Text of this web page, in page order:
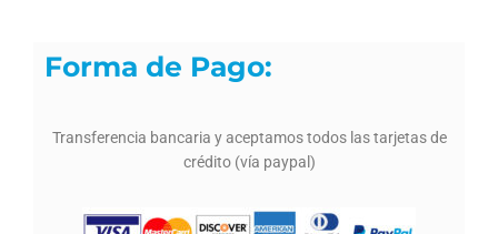
Forma de Pago:
Transferencia bancaria y aceptamos todos las tarjetas de
crédito (vía paypal)